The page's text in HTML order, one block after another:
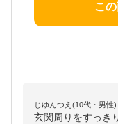
こ
じゆんつえ(10代・男性)
玄関周りをすっき